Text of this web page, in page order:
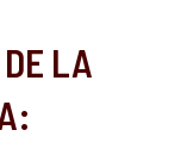
LA